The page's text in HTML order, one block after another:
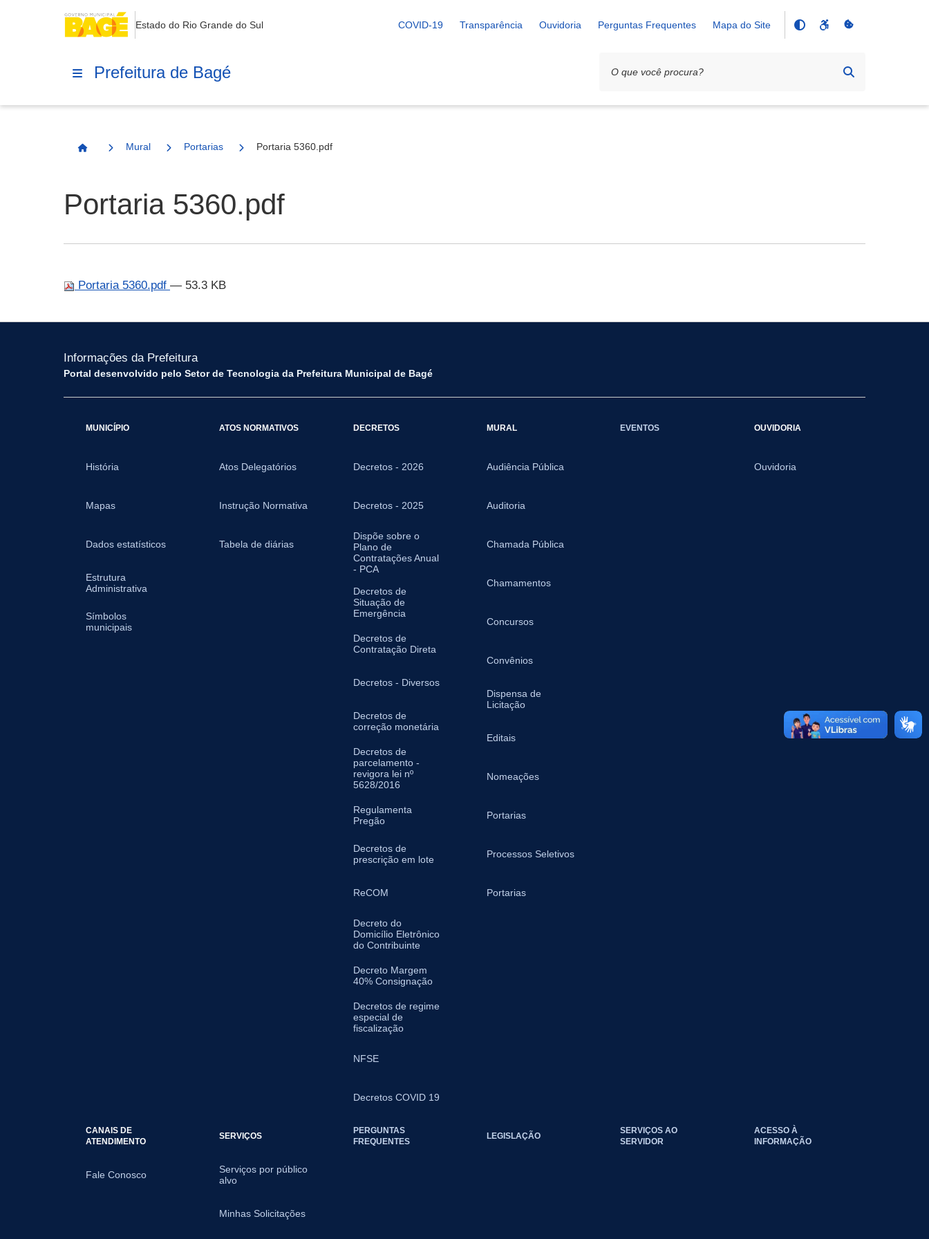
Estado do Rio Grande do Sul COVID-19 Transparência Ouvidoria Perguntas Frequentes Mapa do Site
Prefeitura de Bagé
Página Inicial
Mural Portarias Portaria 5360.pdf
Portaria 5360.pdf
Portaria 5360.pdf — 53.3 KB
Informações da Prefeitura
Portal desenvolvido pelo Setor de Tecnologia da Prefeitura Municipal de Bagé
MUNICÍPIO
História
Mapas
Dados estatísticos
Estrutura
Administrativa
Símbolos
municipais
ATOS NORMATIVOS
Atos Delegatórios
Instrução Normativa
Tabela de diárias
DECRETOS
Decretos - 2026
Decretos - 2025
Dispõe sobre o
Plano de
Contratações Anual
- PCA
Decretos de
Situação de
Emergência
Decretos de
Contratação Direta
Decretos - Diversos
Decretos de
correção monetária
Decretos de
parcelamento -
revigora lei nº
5628/2016
Regulamenta
Pregão
Decretos de
prescrição em lote
ReCOM
Decreto do
Domicílio Eletrônico
do Contribuinte
Decreto Margem
40% Consignação
Decretos de regime
especial de
fiscalização
NFSE
Decretos COVID 19
MURAL
Audiência Pública
Auditoria
Chamada Pública
Chamamentos
Concursos
Convênios
Dispensa de
Licitação
Editais
Nomeações
Portarias
Processos Seletivos
Portarias
EVENTOS OUVIDORIA
Ouvidoria
CANAIS DE
ATENDIMENTO
Fale Conosco
SERVIÇOS
Serviços por público
alvo
Minhas Solicitações
PERGUNTAS
FREQUENTES
LEGISLAÇÃO
SERVIÇOS AO
SERVIDOR
ACESSO À
INFORMAÇÃO